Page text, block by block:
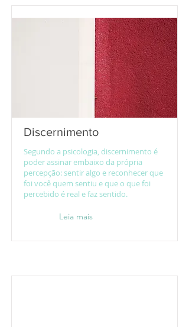
Discernimento
Segundo a psicologia, discernimento é
poder assinar embaixo da própria
percepção: sentir algo e reconhecer que
foi você quem sentiu e que o que foi
percebido é real e faz sentido.
Leia mais